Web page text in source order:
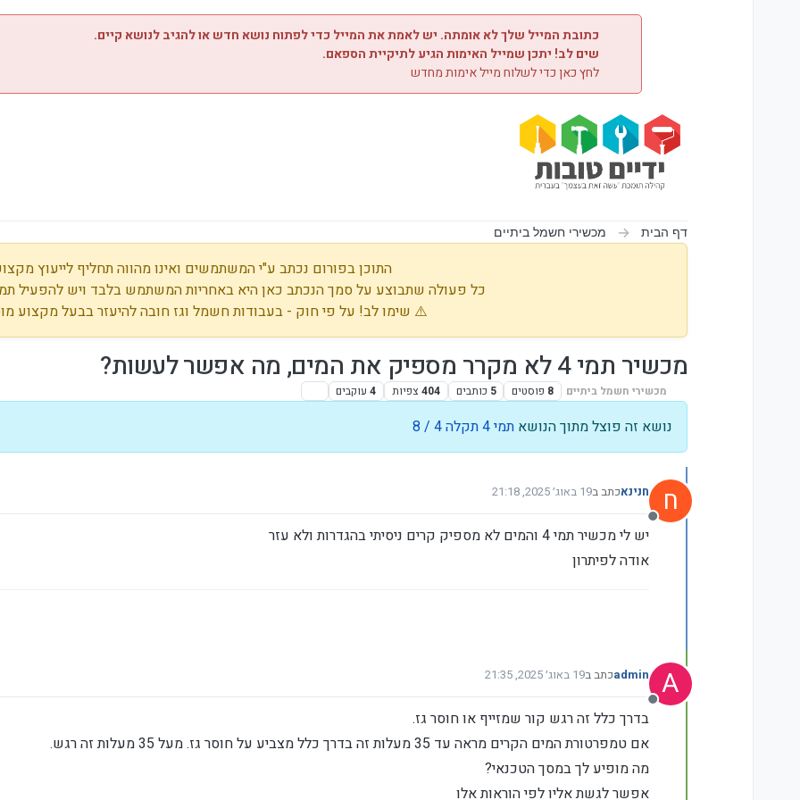
כתובת המייל שלך לא אומתה. יש לאמת את המייל כדי לפתוח נושא חדש או להגיב לנושא קיים.
שים לב! יתכן שמייל האימות הגיע לתיקיית הספאם.
לחץ כאן כדי לשלוח מייל אימות מחדש
דף הבית מכשירי חשמל ביתיים
התוכן בפורום נכתב ע"י המשתמשים ואינו מהווה תחליף לייעוץ
כל פעולה שתבוצע על סמך הנכתב כאן היא באחריות המשתמש בלבד ויש להפעיל
⚠️ שימו לב! על פי חוק - בעבודות חשמל וגז חובה להיעזר בבעל מקצוע
מכשיר תמי 4 לא מקרר מספיק את המים, מה אפשר לעשות?
מכשירי חשמל ביתיים 8 פוסטים 5 כותבים 404 צפיות 4 עוקבים
נושא זה פוצל מתוך הנושא תמי 4 תקלה 4 / 8
ח
מנותק
חנינאכתב ב19 באוג׳ 2025, 21:18
נערך לאחרונה על ידי admin
יש לי מכשיר תמי 4 והמים לא מספיק קרים ניסיתי בהגדרות ולא עזר
אודה לפיתרון
A
מנותק
adminכתב ב19 באוג׳ 2025, 21:35
נערך לאחרונה על ידי
בדרך כלל זה רגש קור שמזייף או חוסר גז.
אם טמפרטורת המים הקרים מראה עד 35 מעלות זה בדרך כלל מצביע על חוסר גז. מעל 35 מעלות זה רגש.
מה מופיע לך במסך הטכנאי?
אפשר לגשת אליו לפי הוראות אלו